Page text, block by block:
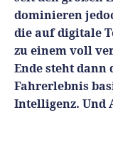
Kleingewerbe
Unsere
Rechnung
Buchhaltung
Online-Kredit
Kassensystem
Kredit für
Business Angels
Zuschüsse
Businessplan-
Business Model
Gründertest
Unsere
dominieren
die auf digitale
zu einem voll
Ende steht
Fahrerlebnis
Intelligenz. Und